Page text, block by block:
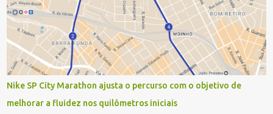
os campeões dos 21 km do maior evento esportivo de Santa
Catarina. A mineira Jessica Ladeira e o queniano Wilson Mutua
foram os vencedores da meia maratona, ambos com a quebra de
recorde da prova. Neste domingo (31) será a vez da prova principal,
os 42,195 km da maratona, além da corrida de 5 KM. As largadas,
na Avenida Beira-Mar Norte, em Florianópolis, na altura do
Trapiche, começam às 5h10. Entre as maiores maratonas
brasileiras deste ano, a Maratona Internacional de Floripa Fibra
Nike SP City Marathon ajusta o percurso com o objetivo de
melhorar a fluidez nos quilômetros iniciais